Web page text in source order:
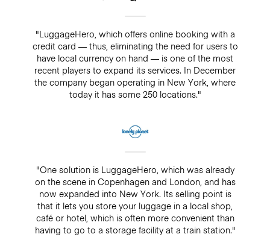
"LuggageHero, which offers online booking with a
credit card — thus, eliminating the need for users to
have local currency on hand — is one of the most
recent players to expand its services. In December
the company began operating in New York, where
today it has some 250 locations."
"One solution is LuggageHero, which was already
on the scene in Copenhagen and London, and has
now expanded into New York. Its selling point is
that it lets you store your luggage in a local shop,
café or hotel, which is often more convenient than
having to go to a storage facility at a train station."